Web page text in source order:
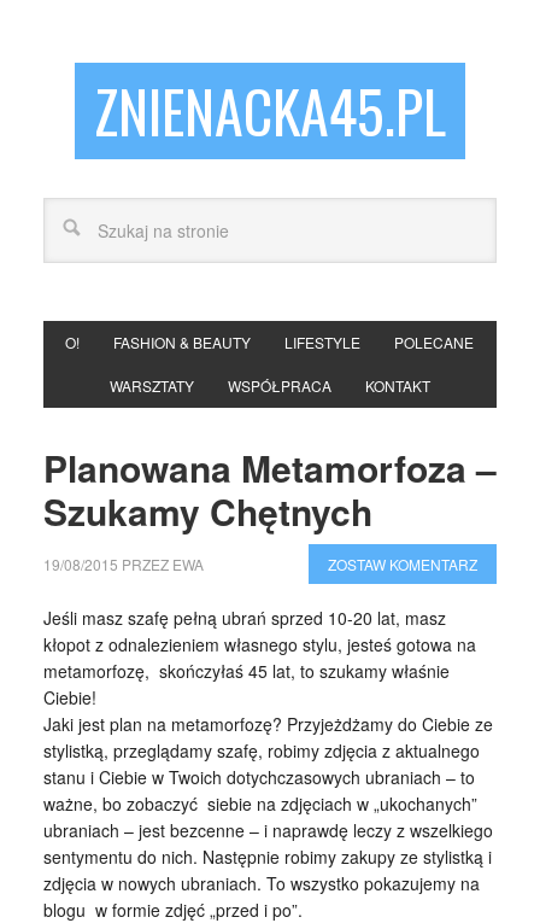
ZNIENACKA45.PL
O! FASHION & BEAUTY LIFESTYLE POLECANE
WARSZTATY WSPÓŁPRACA KONTAKT
Planowana Metamorfoza –
Szukamy Chętnych
19/08/2015 PRZEZ EWA ZOSTAW KOMENTARZ
Jeśli masz szafę pełną ubrań sprzed 10-20 lat, masz
kłopot z odnalezieniem własnego stylu, jesteś gotowa na
metamorfozę, skończyłaś 45 lat, to szukamy właśnie
Ciebie!
Jaki jest plan na metamorfozę? Przyjeżdżamy do Ciebie ze
stylistką, przeglądamy szafę, robimy zdjęcia z aktualnego
stanu i Ciebie w Twoich dotychczasowych ubraniach – to
ważne, bo zobaczyć siebie na zdjęciach w „ukochanych”
ubraniach – jest bezcenne – i naprawdę leczy z wszelkiego
sentymentu do nich. Następnie robimy zakupy ze stylistką i
zdjęcia w nowych ubraniach. To wszystko pokazujemy na
blogu w formie zdjęć „przed i po”.